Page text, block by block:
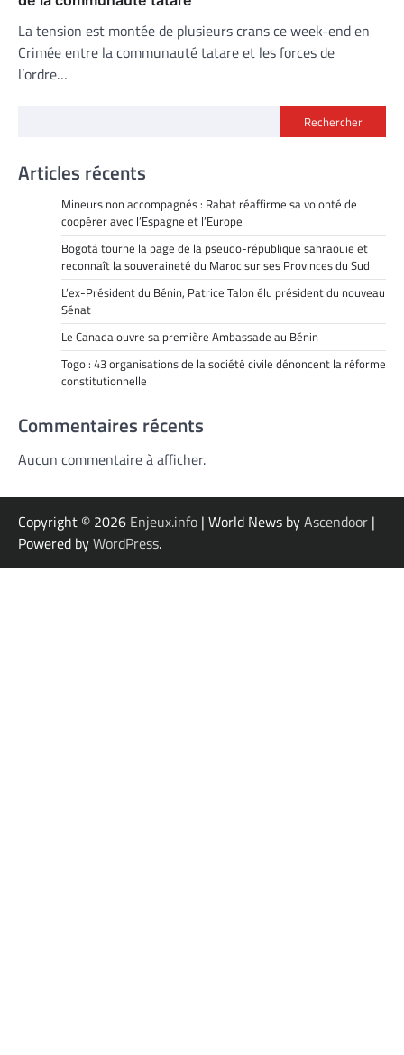
La tension est montée de plusieurs crans ce week-end en
Crimée entre la communauté tatare et les forces de
l’ordre…
Rechercher
Articles récents
Mineurs non accompagnés : Rabat réaffirme sa volonté de
coopérer avec l’Espagne et l’Europe
Bogotá tourne la page de la pseudo-république sahraouie et
reconnaît la souveraineté du Maroc sur ses Provinces du Sud
L’ex-Président du Bénin, Patrice Talon élu président du nouveau
Sénat
Le Canada ouvre sa première Ambassade au Bénin
Togo : 43 organisations de la société civile dénoncent la réforme
constitutionnelle
Commentaires récents
Aucun commentaire à afficher.
Copyright © 2026 Enjeux.info | World News byAscendoor |
Powered byWordPress.